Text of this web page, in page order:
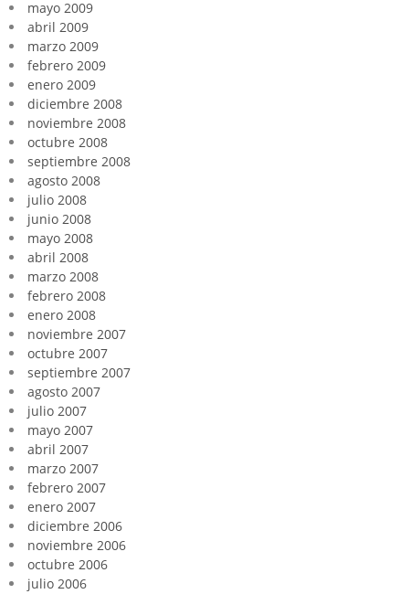
mayo 2009
abril 2009
marzo 2009
febrero 2009
enero 2009
diciembre 2008
noviembre 2008
octubre 2008
septiembre 2008
agosto 2008
julio 2008
junio 2008
mayo 2008
abril 2008
marzo 2008
febrero 2008
enero 2008
noviembre 2007
octubre 2007
septiembre 2007
agosto 2007
julio 2007
mayo 2007
abril 2007
marzo 2007
febrero 2007
enero 2007
diciembre 2006
noviembre 2006
octubre 2006
julio 2006